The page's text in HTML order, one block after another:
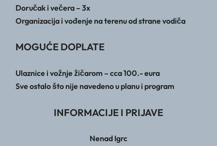
Doručak i večera – 3x
Organizacija i vođenje na terenu od strane vodiča
MOGUĆE DOPLATE
Ulaznice i vožnje žičarom – cca 100.- eura
Sve ostalo što nije navedeno u planu i program
INFORMACIJE I PRIJAVE
Nenad Igrc